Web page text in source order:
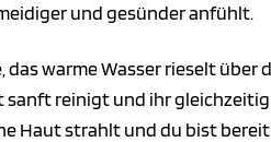
und gesünder anfühlt.
warme Wasser rieselt
sanft reinigt und ihr
Haut strahlt und du bist